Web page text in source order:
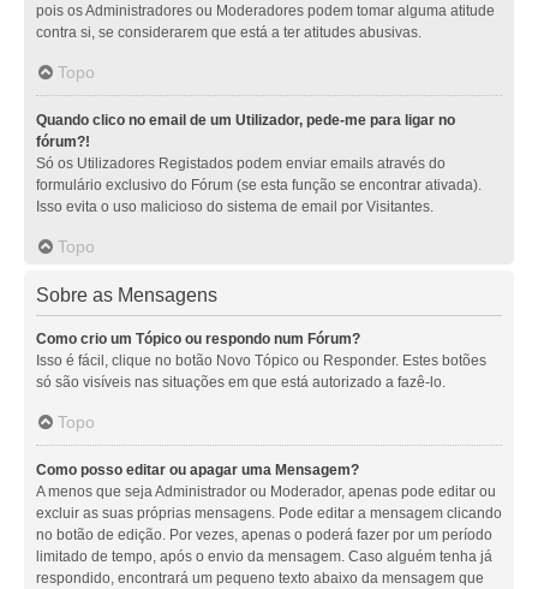
pois os Administradores ou Moderadores podem tomar alguma atitude
contra si, se considerarem que está a ter atitudes abusivas.
Topo
Quando clico no email de um Utilizador, pede-me para ligar no
fórum?!
Só os Utilizadores Registados podem enviar emails através do
formulário exclusivo do Fórum (se esta função se encontrar ativada).
Isso evita o uso malicioso do sistema de email por Visitantes.
Topo
Sobre as Mensagens
Como crio um Tópico ou respondo num Fórum?
Isso é fácil, clique no botão Novo Tópico ou Responder. Estes botões
só são visíveis nas situações em que está autorizado a fazê-lo.
Topo
Como posso editar ou apagar uma Mensagem?
A menos que seja Administrador ou Moderador, apenas pode editar ou
excluir as suas próprias mensagens. Pode editar a mensagem clicando
no botão de edição. Por vezes, apenas o poderá fazer por um período
limitado de tempo, após o envio da mensagem. Caso alguém tenha já
respondido, encontrará um pequeno texto abaixo da mensagem que